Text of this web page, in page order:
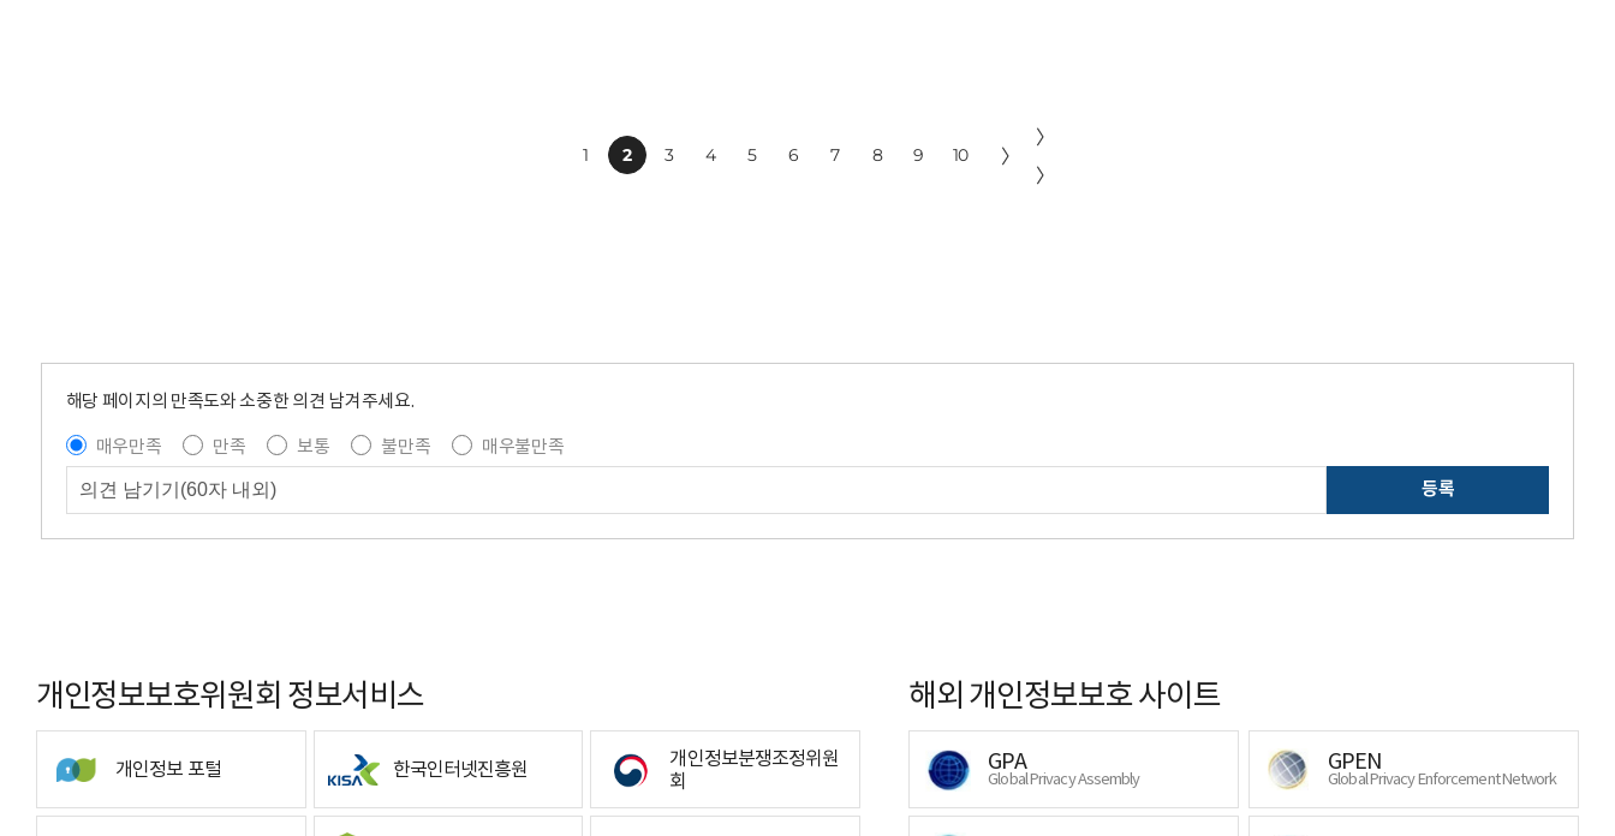
1 2 3 4 5 6 7 8 9 10 〉
〉
〉
해당 페이지의 만족도와 소중한 의견 남겨주세요.
매우만족
만족 보통 불만족
매우불만족
등록
개인정보보호위원회 정보서비스
개인정보 포털 한국인터넷진흥원
개인정보분쟁조정위원
회
해외 개인정보보호 사이트
GPA
Global Privacy Assembly
GPEN
Global Privacy Enforcement Network